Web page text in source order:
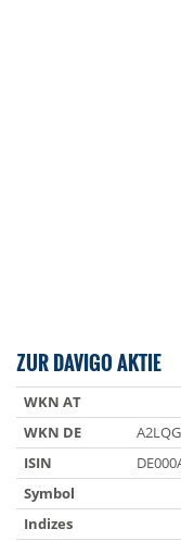
ZUR DAVIGO AKTIE
WKN AT
WKN DE
ISIN
Symbol
Indizes